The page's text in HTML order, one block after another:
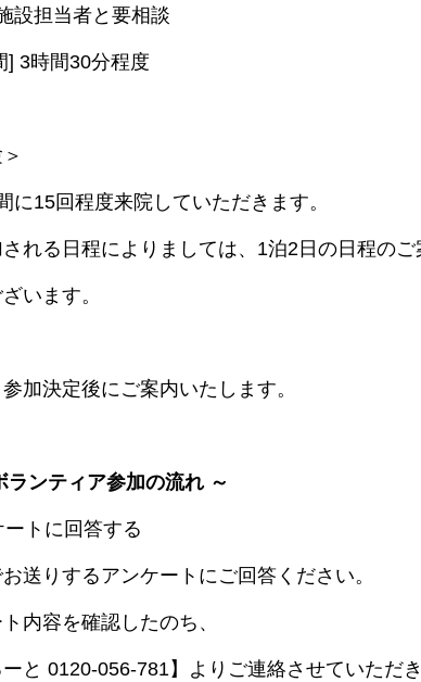
設担当者と要相談
] 3時間30分程度
に15回程度来院していただきます。
れる日程によりましては、1泊2日の日程の
います。
加決定後にご案内いたします。
ランティア参加の流れ ～
ートに回答する
送りするアンケートにご回答ください。
内容を確認したのち、
ーと 0120-056-781】よりご連絡させていただき